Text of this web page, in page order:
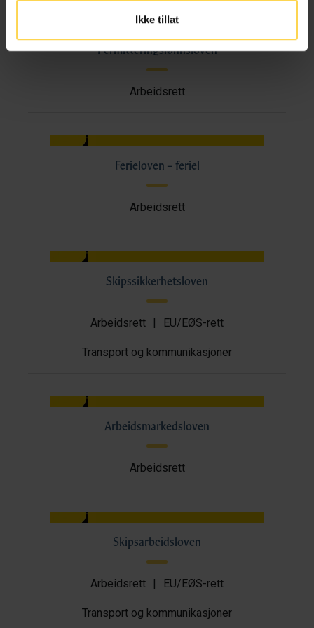
Ikke tillat
Permitteringslønnsloven
Arbeidsrett
Ferieloven – feriel
Arbeidsrett
Skipssikkerhetsloven
Arbeidsrett | EU/EØS-rett
Transport og kommunikasjoner
Arbeidsmarkedsloven
Arbeidsrett
Skipsarbeidsloven
Arbeidsrett | EU/EØS-rett
Transport og kommunikasjoner